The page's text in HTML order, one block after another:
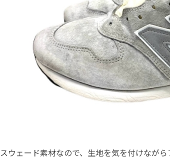
スウェード素材なので、生地を気を付けなが